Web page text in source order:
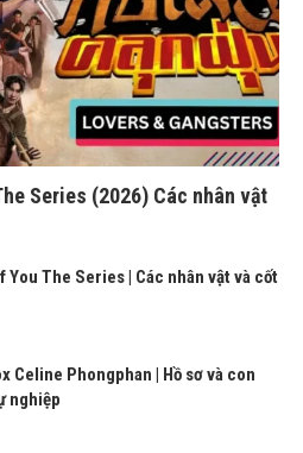
Series (2026) Các nhân vật
You The Series | Các nhân vật và cốt
Celine Phongphan | Hồ sơ và con
nghiệp